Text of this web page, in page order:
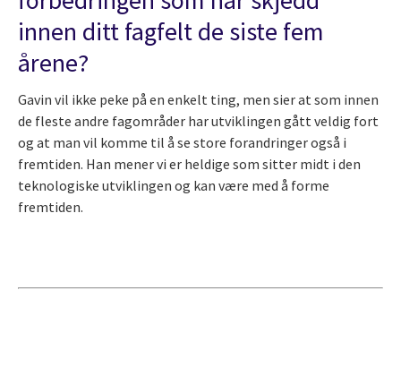
innen ditt fagfelt de siste fem
årene?
Gavin vil ikke peke på en enkelt ting, men sier at som innen
de fleste andre fagområder har utviklingen gått veldig fort
og at man vil komme til å se store forandringer også i
fremtiden. Han mener vi er heldige som sitter midt i den
teknologiske utviklingen og kan være med å forme
fremtiden.